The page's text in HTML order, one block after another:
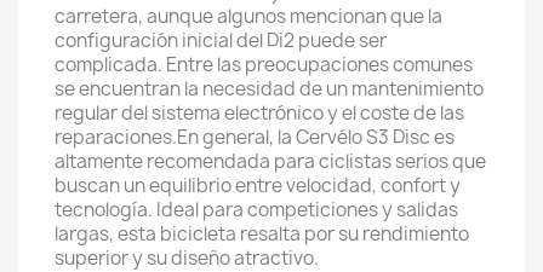
carretera, aunque algunos mencionan que la
configuración inicial del Di2 puede ser
complicada. Entre las preocupaciones comunes
se encuentran la necesidad de un mantenimiento
regular del sistema electrónico y el coste de las
reparaciones.En general, la Cervélo S3 Disc es
altamente recomendada para ciclistas serios que
buscan un equilibrio entre velocidad, confort y
tecnología. Ideal para competiciones y salidas
largas, esta bicicleta resalta por su rendimiento
superior y su diseño atractivo.